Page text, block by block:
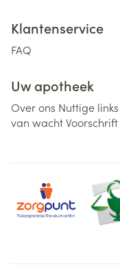
Klantenservice
FAQ
Uw apotheek
Over ons Nuttige links
van wachtVoorschrift